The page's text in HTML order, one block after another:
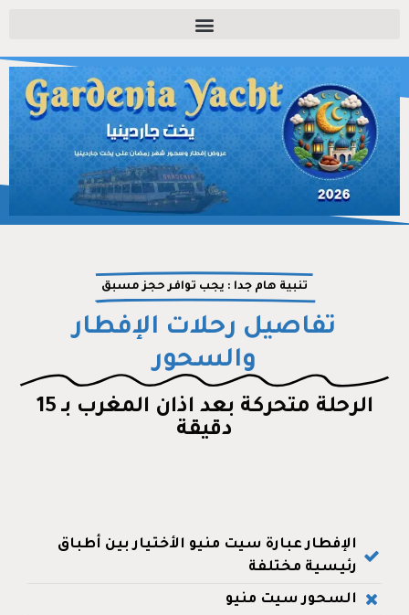
تنبية هام جدا : يجب توافر حجز مسبق
تفاصيل رحلات الإفطار
والسحور
الرحلة متحركة بعد اذان المغرب بـ 15
دقيقة
الإفطار عبارة سيت منيو الأختيار بين أطباق
رئيسية مختلفة
السحور سيت منيو